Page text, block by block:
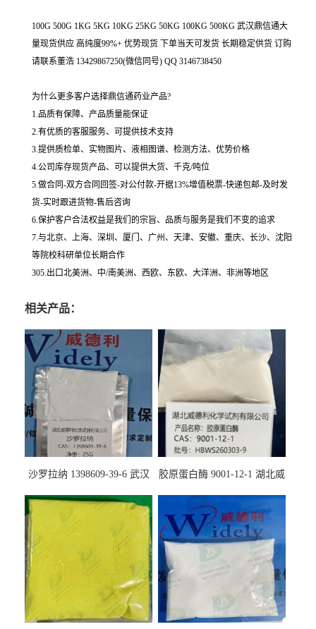
100G 500G 1KG 5KG 10KG 25KG 50KG 100KG 500KG 武汉鼎信通大
量现货供应 高纯度99%+ 优势现货 下单当天可发货 长期稳定供货 订购
请联系董浩 13429867250(微信同号) QQ 3146738450
为什么更多客户选择鼎信通药业产品?
1.品质有保障、产品质量能保证
2.有优质的客服服务、可提供技术支持
3.提供质检单、实物图片、液相图谱、检测方法、优势价格
4.公司库存现货产品、可以提供大货、千克/吨位
5.做合同-双方合同回签-对公付款-开据13%增值税票-快递包邮-及时发
货-实时跟进货物-售后咨询
6.保护客户合法权益是我们的宗旨、品质与服务是我们不变的追求
7.与北京、上海、深圳、厦门、广州、天津、安徽、重庆、长沙、沈阳
等院校科研单位长期合作
305.出口北美洲、中/南美洲、西欧、东欧、大洋洲、非洲等地区
相关产品：
沙罗拉纳 1398609-39-6 武汉
胶原蛋白酶 9001-12-1 湖北威